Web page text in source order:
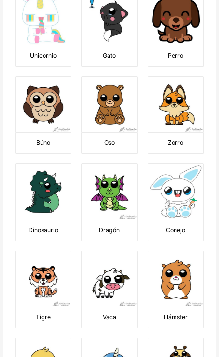
Unicornio Gato Perro
Búho Oso Zorro
Dinosaurio Dragón Conejo
Tigre Vaca Hámster